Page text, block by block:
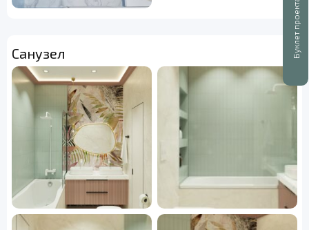
Буклет проекта
Санузел